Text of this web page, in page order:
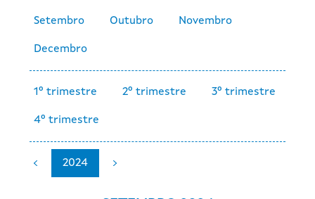
Setembro Outubro Novembro
Decembro
1º trimestre 2º trimestre 3º trimestre
4º trimestre
2024